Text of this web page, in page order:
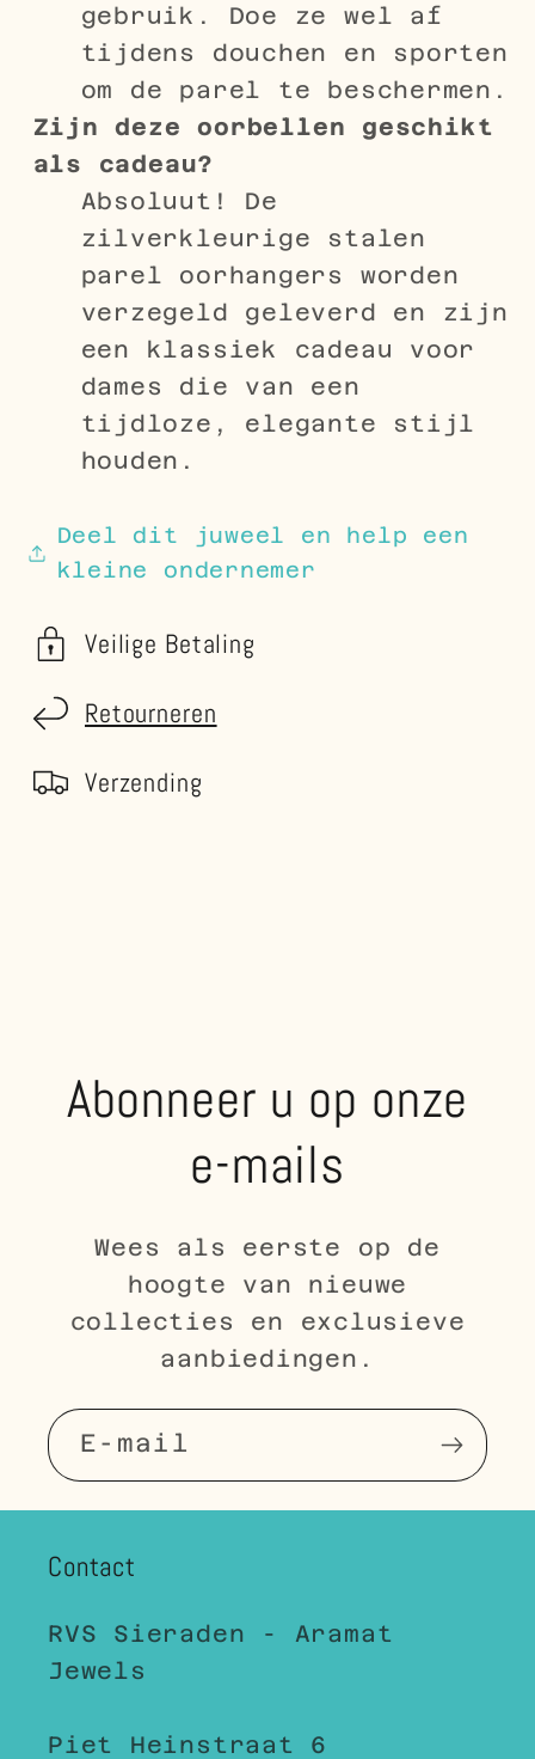
gebruik. Doe ze wel af
tijdens douchen en sporten
om de parel te beschermen.
Zijn deze oorbellen geschikt
als cadeau?
Absoluut! De
zilverkleurige stalen
parel oorhangers worden
verzegeld geleverd en zijn
een klassiek cadeau voor
dames die van een
tijdloze, elegante stijl
houden.
Deel dit juweel en help een
kleine ondernemer
Veilige Betaling
Retourneren
Verzending
Abonneer u op onze
e-mails
Wees als eerste op de
hoogte van nieuwe
collecties en exclusieve
aanbiedingen.
E‑mail
Contact
RVS Sieraden - Aramat
Jewels
Piet Heinstraat 6